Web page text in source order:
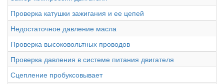
Проверка катушки зажигания и ее цепей
Недостаточное давление масла
Проверка высоковольтных проводов
Проверка давления в системе питания двигателя
Сцепление пробуксовывает